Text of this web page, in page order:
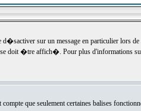
sur un message en particulier lors
doit �tre affich�. Pour plus d'informations
que seulement certaines balises